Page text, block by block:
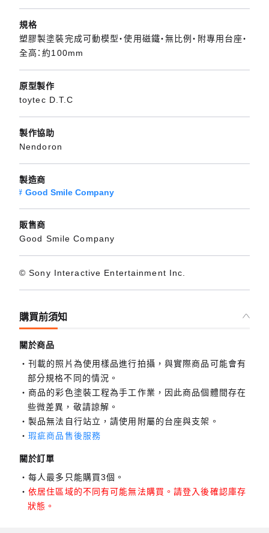
規格
塑膠製塗裝完成可動模型・使用磁鐵・無比例・附專用台座・
全高：約100mm
原型製作
toytec D.T.C
製作協助
Nendoron
製造商
Good Smile Company
販售商
Good Smile Company
© Sony Interactive Entertainment Inc.
購買前須知
關於商品
刊載的照片為使用樣品進行拍攝，與實際商品可能會有
部分規格不同的情況。
商品的彩色塗裝工程為手工作業，因此商品個體間存在
些微差異，敬請諒解。
製品無法自行站立，請使用附屬的台座與支架。
瑕疵商品售後服務
關於訂單
每人最多只能購買3個。
依居住區域的不同有可能無法購買。請登入後確認庫存
狀態。